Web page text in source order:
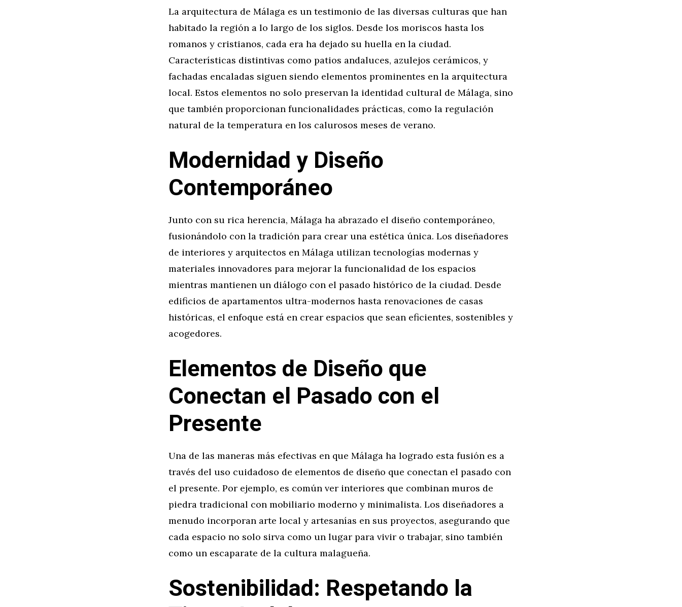
La arquitectura de Málaga es un testimonio de las diversas culturas que han
habitado la región a lo largo de los siglos. Desde los moriscos hasta los
romanos y cristianos, cada era ha dejado su huella en la ciudad.
Características distintivas como patios andaluces, azulejos cerámicos, y
fachadas encaladas siguen siendo elementos prominentes en la arquitectura
local. Estos elementos no solo preservan la identidad cultural de Málaga, sino
que también proporcionan funcionalidades prácticas, como la regulación
natural de la temperatura en los calurosos meses de verano.
Modernidad y Diseño
Contemporáneo
Junto con su rica herencia, Málaga ha abrazado el diseño contemporáneo,
fusionándolo con la tradición para crear una estética única. Los diseñadores
de interiores y arquitectos en Málaga utilizan tecnologías modernas y
materiales innovadores para mejorar la funcionalidad de los espacios
mientras mantienen un diálogo con el pasado histórico de la ciudad. Desde
edificios de apartamentos ultra-modernos hasta renovaciones de casas
históricas, el enfoque está en crear espacios que sean eficientes, sostenibles y
acogedores.
Elementos de Diseño que
Conectan el Pasado con el
Presente
Una de las maneras más efectivas en que Málaga ha logrado esta fusión es a
través del uso cuidadoso de elementos de diseño que conectan el pasado con
el presente. Por ejemplo, es común ver interiores que combinan muros de
piedra tradicional con mobiliario moderno y minimalista. Los diseñadores a
menudo incorporan arte local y artesanías en sus proyectos, asegurando que
cada espacio no solo sirva como un lugar para vivir o trabajar, sino también
como un escaparate de la cultura malagueña.
Sostenibilidad: Respetando la